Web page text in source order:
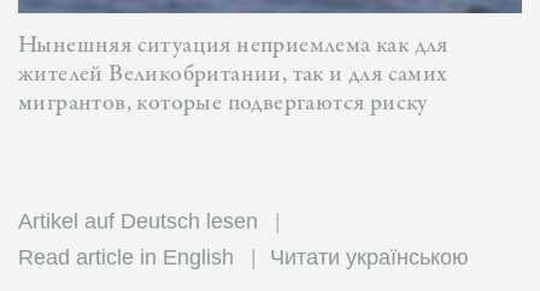
Нынешняя ситуация неприемлема как для
жителей Великобритании, так и для самих
мигрантов, которые подвергаются риску
Artikel auf Deutsch lesen
Read article in English
Читати українською